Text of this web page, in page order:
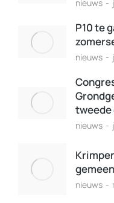
nieuws
P10 te
nieuws
nieuws
nieuws